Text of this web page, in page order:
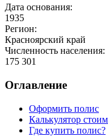
Дата основания:
1935
Регион:
Красноярский край
Численность населения:
175 301
Оглавление
Оформить полис
Калькулятор
Где купить полис?